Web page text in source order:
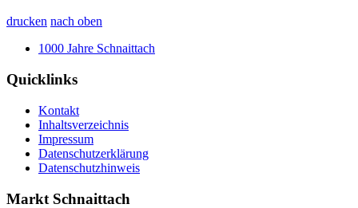
drucken nach oben
1000 Jahre Schnaittach
Quicklinks
Kontakt
Inhaltsverzeichnis
Impressum
Datenschutzerklärung
Datenschutzhinweis
Markt Schnaittach